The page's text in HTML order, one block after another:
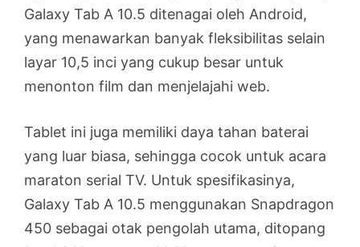
Galaxy Tab A 10.5 ditenagai oleh Android,
yang menawarkan banyak fleksibilitas selain
layar 10,5 inci yang cukup besar untuk
menonton film dan menjelajahi web.
Tablet ini juga memiliki daya tahan baterai
yang luar biasa, sehingga cocok untuk acara
maraton serial TV. Untuk spesifikasinya,
Galaxy Tab A 10.5 menggunakan Snapdragon
450 sebagai otak pengolah utama, ditopang